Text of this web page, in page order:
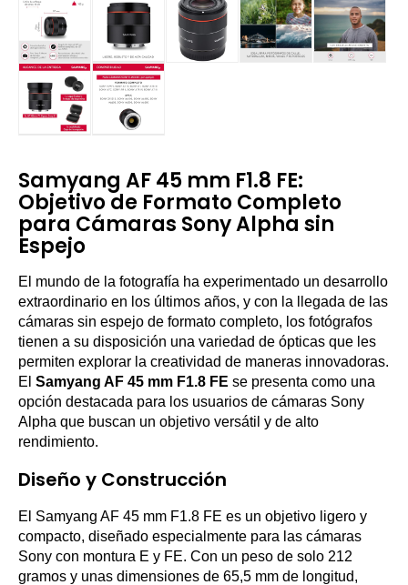
Samyang AF 45 mm F1.8 FE:
Objetivo de Formato Completo
para Cámaras Sony Alpha sin
Espejo
El mundo de la fotografía ha experimentado un desarrollo
extraordinario en los últimos años, y con la llegada de las
cámaras sin espejo de formato completo, los fotógrafos
tienen a su disposición una variedad de ópticas que les
permiten explorar la creatividad de maneras innovadoras.
El Samyang AF 45 mm F1.8 FE se presenta como una
opción destacada para los usuarios de cámaras Sony
Alpha que buscan un objetivo versátil y de alto
rendimiento.
Diseño y Construcción
El Samyang AF 45 mm F1.8 FE es un objetivo ligero y
compacto, diseñado especialmente para las cámaras
Sony con montura E y FE. Con un peso de solo 212
gramos y unas dimensiones de 65,5 mm de longitud,